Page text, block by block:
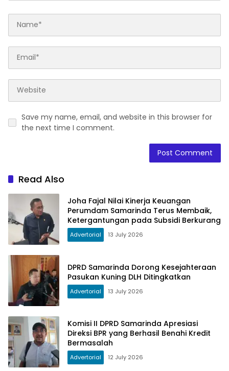
Save my name, email, and website in this browser for
the next time I comment.
Read Also
Joha Fajal Nilai Kinerja Keuangan
Perumdam Samarinda Terus Membaik,
Ketergantungan pada Subsidi Berkurang
Advertorial 13 July 2026
DPRD Samarinda Dorong Kesejahteraan
Pasukan Kuning DLH Ditingkatkan
Advertorial 13 July 2026
Komisi II DPRD Samarinda Apresiasi
Direksi BPR yang Berhasil Benahi Kredit
Bermasalah
Advertorial 12 July 2026